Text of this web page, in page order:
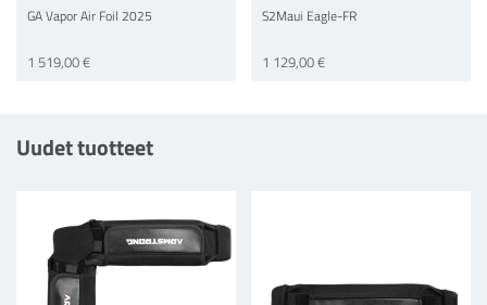
GA Vapor Air Foil 2025
1 519,00 €
S2Maui Eagle-FR
1 129,00 €
Uudet tuotteet